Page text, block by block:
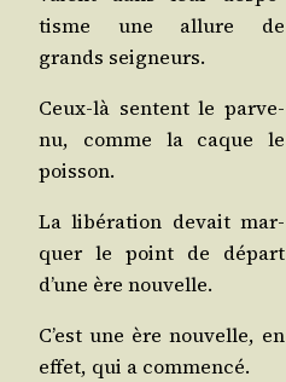
tisme une allure de
grands seigneurs.
Ceux-là sentent le par­ve­
nu, comme la caque le
poisson.
La libé­ra­tion devait mar­
quer le point de départ
d’une ère nouvelle.
C’est une ère nou­velle, en
effet, qui a commencé.